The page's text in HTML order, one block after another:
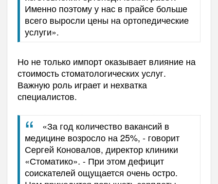
Именно поэтому у нас в прайсе больше
всего выросли цены на ортопедические
услуги».
Но не только импорт оказывает влияние на
стоимость стоматологических услуг.
Важную роль играет и нехватка
специалистов.
«За год количество вакансий в
медицине возросло на 25%, - говорит
Сергей Коновалов, директор клиники
«Стоматико». - При этом дефицит
соискателей ощущается очень остро.